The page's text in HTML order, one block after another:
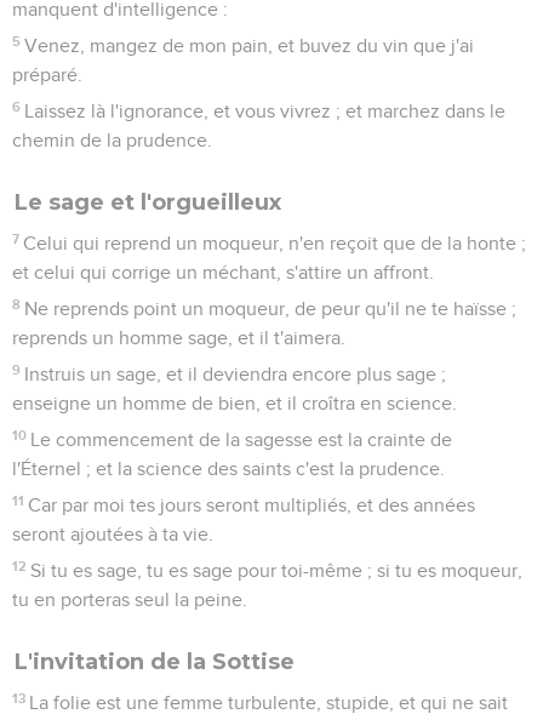
manquent d'intelligence :
5 Venez, mangez de mon pain, et buvez du vin que j'ai
préparé.
6 Laissez là l'ignorance, et vous vivrez ; et marchez dans le
chemin de la prudence.
Le sage et l'orgueilleux
7 Celui qui reprend un moqueur, n'en reçoit que de la honte ;
et celui qui corrige un méchant, s'attire un affront.
8 Ne reprends point un moqueur, de peur qu'il ne te haïsse ;
reprends un homme sage, et il t'aimera.
9 Instruis un sage, et il deviendra encore plus sage ;
enseigne un homme de bien, et il croîtra en science.
10 Le commencement de la sagesse est la crainte de
l'Éternel ; et la science des saints c'est la prudence.
11 Car par moi tes jours seront multipliés, et des années
seront ajoutées à ta vie.
12 Si tu es sage, tu es sage pour toi-même ; si tu es moqueur,
tu en porteras seul la peine.
L'invitation de la Sottise
13 La folie est une femme turbulente, stupide, et qui ne sait